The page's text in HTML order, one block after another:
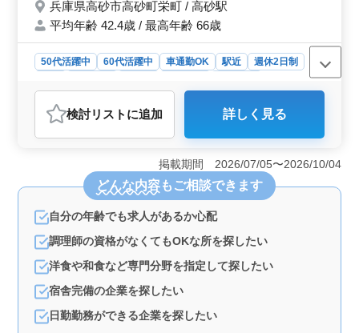
はお気軽にお問い合わせください／
兵庫県高砂市高砂町栄町 / 高砂駅
平均年齢 42.4歳 / 最高年齢 66歳
50代活躍中 60代活躍中 車通勤OK 駅近
週休2日制
調理師・調理補助・スタッフ
おすすめポイント
＜経験活かせる＞ 調理経験3年以上を求めます。あなた
のスキルが活きる仕事内容で、自信を持って働けま
す。 ＜安心の福利厚生＞ 社会保険完備で安心。勤
務時間は相談可能で、調理経験豊富な中高年も活躍中。
車通勤OKで通勤もラクラク。 ＜働きやすさ＞ 駅チ
カでアクセス良好。週休2日制で休日もしっかり確保。
働きやすい条件が揃っております。
検討リスト に追加 詳しく見る
掲載期間 2026/07/05〜2026/10/04
どんな内容もご相談できます
自分の年齢でも求人があるか心配
調理師の資格がなくてもOKな所を探したい
洋食や和食など専門分野を指定して探したい
宿舎完備の企業を探したい
日勤勤務ができる企業を探したい